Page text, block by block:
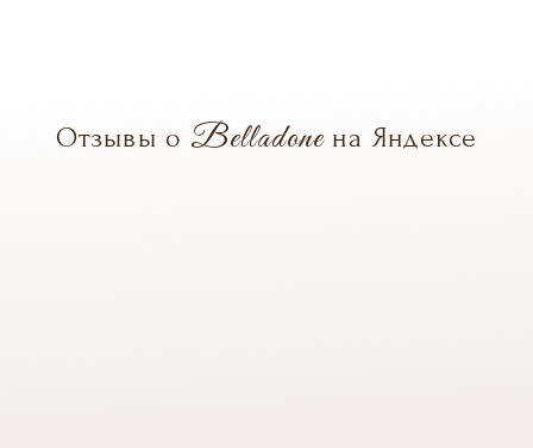
Отзывы о Belladoneна Яндексе